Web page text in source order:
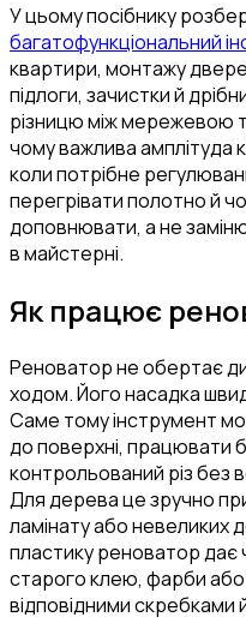
У цьому посібнику
багатофункціональний
квартири, монтажу
підлоги, зачистки й
різницю між мережевою
чому важлива амплітуда
коли потрібне
перегрівати полотно й
доповнювати, а не
в майстерні.
Як працює
Реноватор не обертає
ходом. Його насадка
Саме тому інструмент
до поверхні, працювати
контрольований різ без
Для дерева це зручно при
ламінату або невеликих
пластику реноватор дає
старого клею, фарби або
відповідними